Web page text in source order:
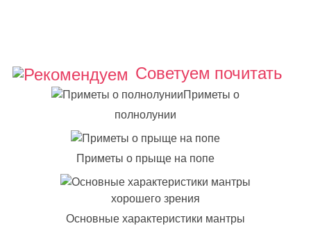
Советуем почитать
Приметы о
полнолунии
Приметы о прыще на попе
Основные характеристики мантры